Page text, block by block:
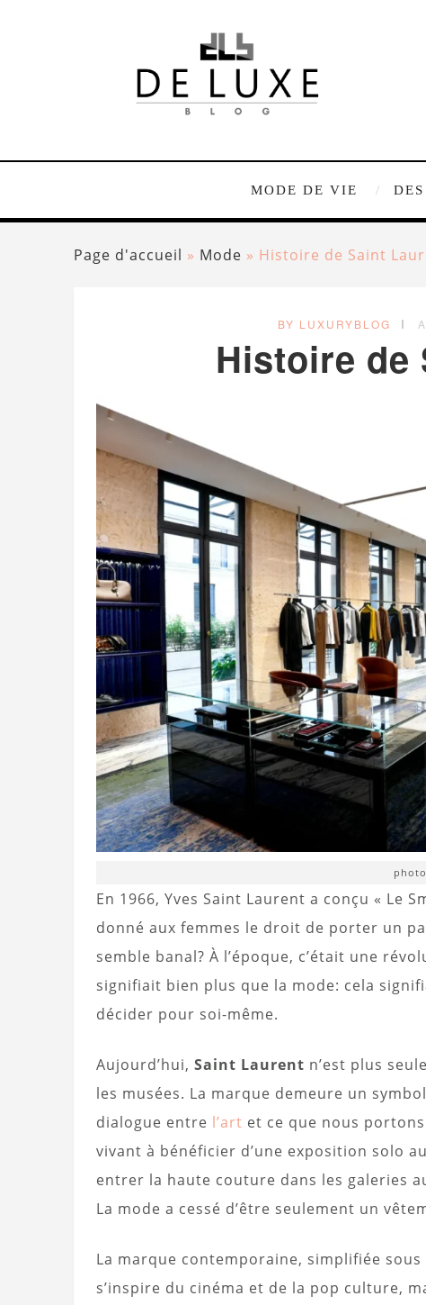
MODE DE VIE
Page d'accueil » Mode » Histoire de Saint
BY LUXURYBLOG
Histoire de
En 1966, Yves Saint Laurent a conçu « Le
donné aux femmes le droit de porter un
semble banal? À l’époque, c’était une
signifiait bien plus que la mode: cela
décider pour soi-même.
Aujourd’hui, Saint Laurent n’est plus
les musées. La marque demeure un
dialogue entre l’art et ce que nous
vivant à bénéficier d’une exposition solo
entrer la haute couture dans les galeries
La mode a cessé d’être seulement un
La marque contemporaine, simplifiée
s’inspire du cinéma et de la pop culture,